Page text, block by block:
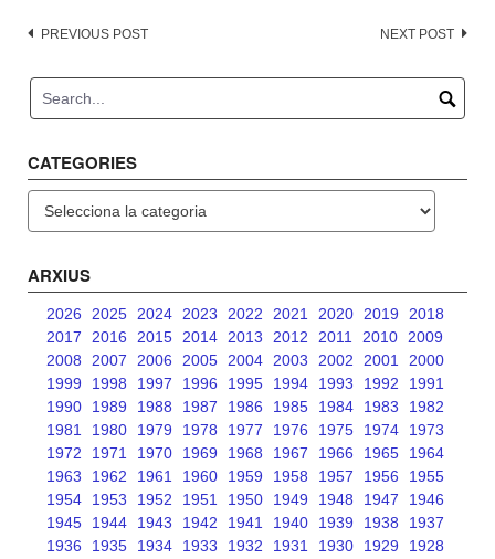
Post
PREVIOUS POST NEXT POST
CATEGORIES
Categories
ARXIUS
2026 2025 2024 2023 2022 2021 2020 2019
2018
2017
2016 2015 2014 2013 2012 2011 2010
2009
2008
2007 2006 2005 2004 2003 2002 2001
2000
1999
1998 1997 1996 1995 1994 1993 1992
1991
1990
1989 1988 1987 1986 1985 1984 1983
1982
1981
1980 1979 1978 1977 1976 1975 1974
1973
1972
1971 1970 1969 1968 1967 1966 1965
1964
1963
1962 1961 1960 1959 1958 1957 1956
1955
1954
1953 1952 1951 1950 1949 1948 1947
1946
1945
1944 1943 1942 1941 1940 1939 1938
1937
1936
1935 1934 1933 1932 1931 1930 1929
1928